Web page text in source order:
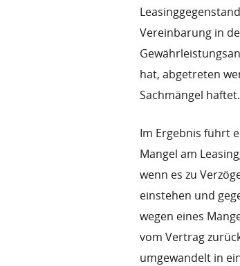
Vereinbarung in
hat, abgetreten
Sachmängel haftet.
Im Ergebnis führt
Mangel am
wenn es zu
einstehen und
wegen eines
vom Vertrag
umgewandelt in